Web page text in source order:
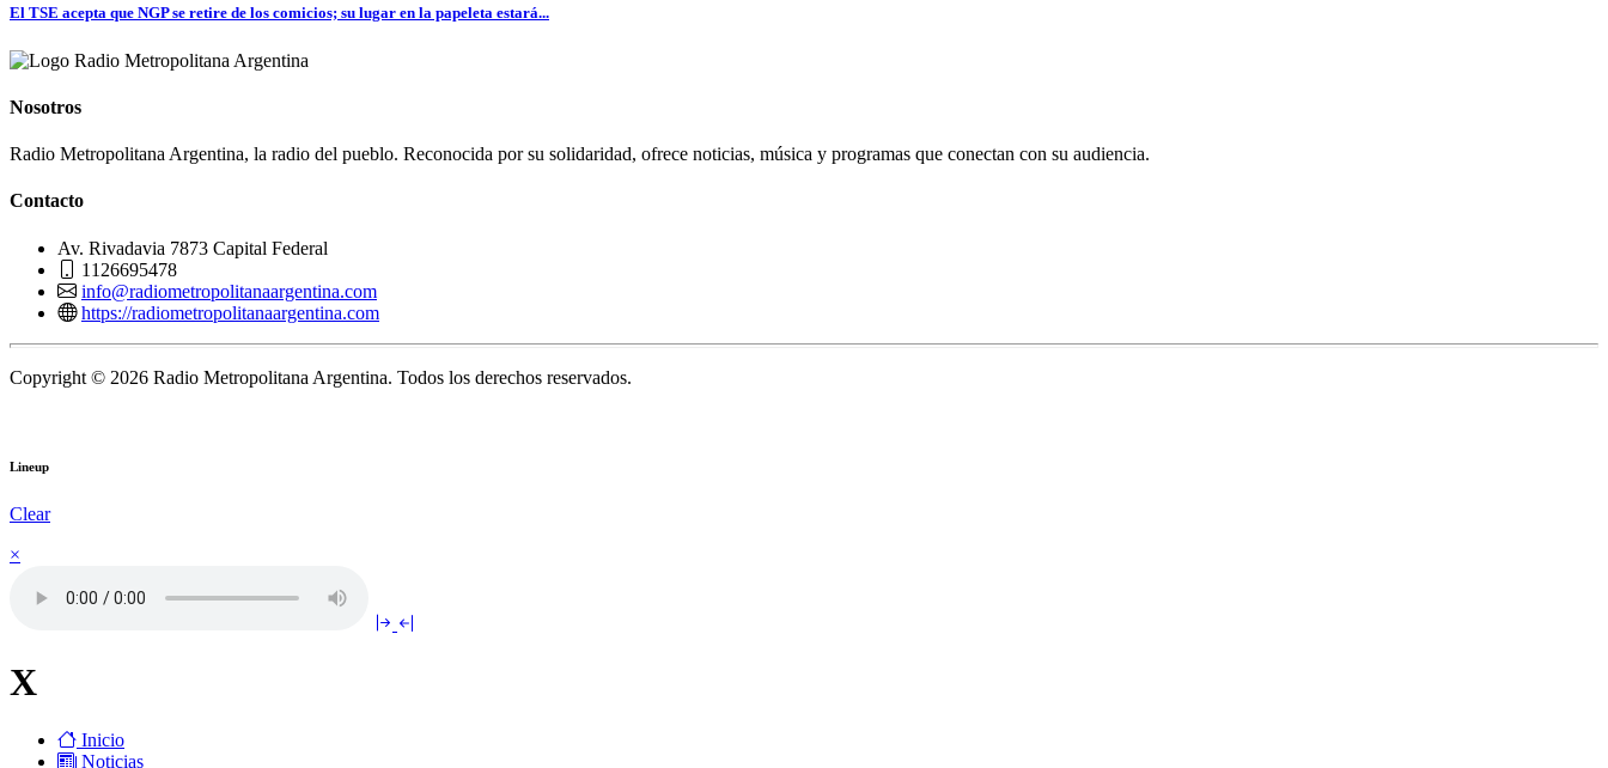
El TSE acepta que NGP se retire de los comicios; su lugar en la papeleta estará...
Nosotros
Radio Metropolitana Argentina, la radio del pueblo. Reconocida por su solidaridad, ofrece noticias, música y programas que conectan con su audiencia.
Contacto
Av. Rivadavia 7873 Capital Federal
1126695478
info@radiometropolitanaargentina.com
https://radiometropolitanaargentina.com
Copyright © 2026 Radio Metropolitana Argentina. Todos los derechos reservados.
Lineup
Clear
×
X
Inicio
Noticias